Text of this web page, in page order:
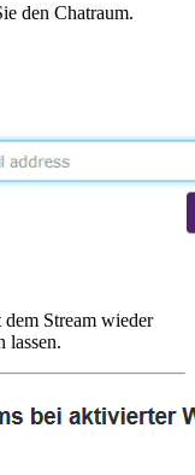
den Chatraum.
dem Stream wieder
lassen.